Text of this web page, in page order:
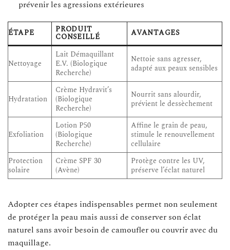
prévenir les agressions extérieures
ÉTAPE PRODUIT
CONSEILLÉ AVANTAGES
Nettoyage
Lait Démaquillant
E.V. (Biologique
Recherche)
Nettoie sans agresser,
adapté aux peaux sensibles
Hydratation
Crème Hydravit’s
(Biologique
Recherche)
Nourrit sans alourdir,
prévient le dessèchement
Exfoliation
Lotion P50
(Biologique
Recherche)
Affine le grain de peau,
stimule le renouvellement
cellulaire
Protection
solaire
Crème SPF 30
(Avène)
Protège contre les UV,
préserve l’éclat naturel
Adopter ces étapes indispensables permet non seulement
de protéger la peau mais aussi de conserver son éclat
naturel sans avoir besoin de camoufler ou couvrir avec du
maquillage.